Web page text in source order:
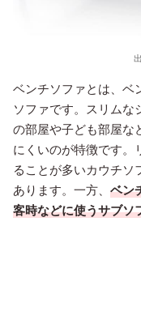
ベンチソファとは、ベ
ソファです。スリムな
の部屋や子ども部屋な
にくいのが特徴です。
ることが多いカウチソ
あります。一方、 ベン
客時などに使うサブソ